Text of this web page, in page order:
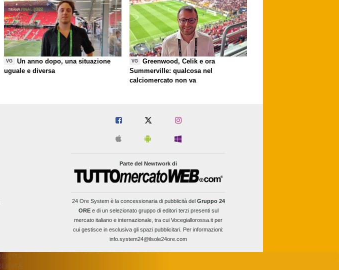
VG
Un anno dopo, una situazione
uguale e diversa
VG
Greenwood, Celik e ora
Summerville: qualcosa nel
calciomercato non va
Parte del Newtwork di
24 Ore Systemè la concessionaria di pubblicità del Gruppo 24
OREe di un selezionato gruppo di editori terzi presenti sul
mercato italiano e internazionale, tra cui Vocegiallorossa.it per
cui gestisce in esclusiva gli spazi pubblicitari. Per informazioni:
info.system24@ilsole24ore.com